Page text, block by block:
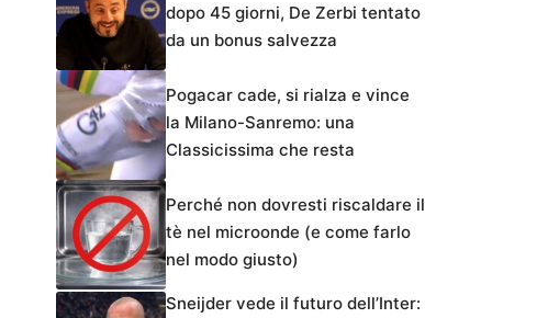
dopo 45 giorni, De Zerbi tentato
da un bonus salvezza
Pogacar cade, si rialza e vince
la Milano-Sanremo: una
Classicissima che resta
Perché non dovresti riscaldare il
tè nel microonde (e come farlo
nel modo giusto)
Sneijder vede il futuro dell’Inter: